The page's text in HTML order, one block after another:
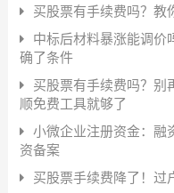
买股票有手续费吗？教
中标后材料暴涨能调价
确了条件
买股票有手续费吗？别
顺免费工具就够了
小微企业注册资金：融
资备案
买股票手续费降了！过